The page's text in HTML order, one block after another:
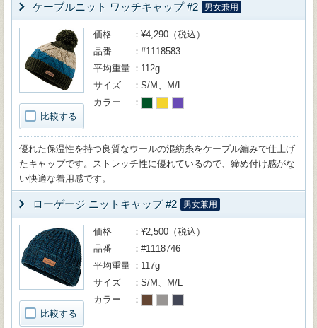
ケーブルニット ワッチキャップ #2 男女兼用
比較する
価格
¥4,290（税込）
品番
#1118583
平均重量
112g
サイズ
S/M、M/L
カラー
優れた保温性を持つ良質なウールの混紡糸をケーブル編みで仕上げ
たキャップです。ストレッチ性に優れているので、締め付け感がな
い快適な着用感です。
ローゲージ ニットキャップ #2 男女兼用
比較する
価格
¥2,500（税込）
品番
#1118746
平均重量
117g
サイズ
S/M、M/L
カラー